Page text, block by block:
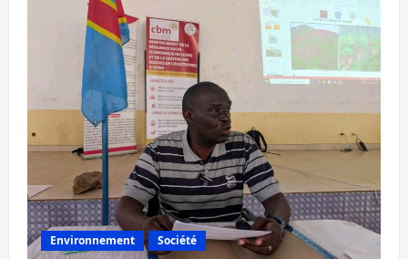
Environnement Société